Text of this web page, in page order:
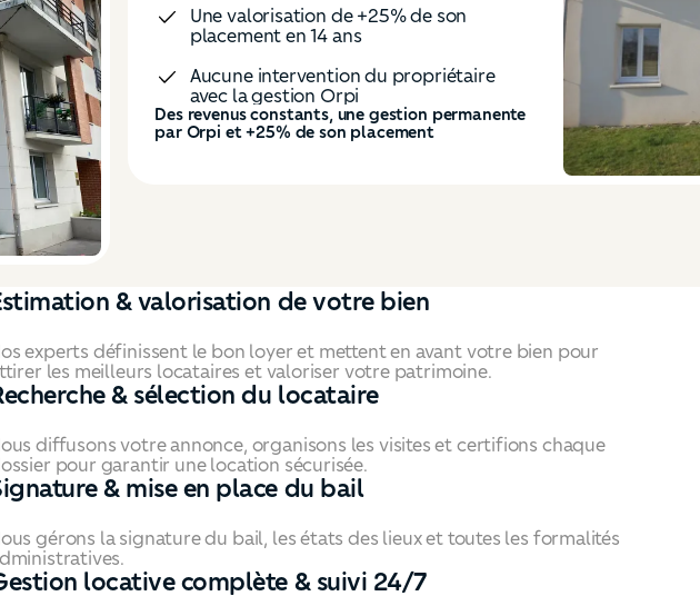
Stabilité des revenus locatifs
Un patrimoine pour l'avenir
Résultat : 0 mois de vacance en 17 ans, des
revenus stables et un propriétaire serein !
& valorisation de votre bien
experts définissent le bon loyer et mettent en avant votre bien pour
les meilleurs locataires et valoriser votre patrimoine.
& sélection du locataire
diffusons votre annonce, organisons les visites et certifions chaque
pour garantir une location sécurisée.
& mise en place du bail
gérons la signature du bail, les états des lieux et toutes les formalités
locative complète & suivi 24/7